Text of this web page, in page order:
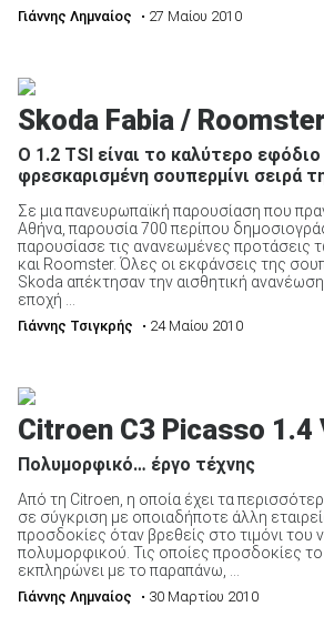
Γιάννης Λημναίος • 27 Μαίου 2010
Skoda Fabia /
Ο 1.2 TSI είναι το καλύτερο εφόδιο
φρεσκαρισμένη σουπερμίνι σειρά
Σε μια πανευρωπαϊκή παρουσίαση που
Αθήνα, παρουσία 700 περίπου
παρουσίασε τις ανανεωμένες προτάσεις
και Roomster. Όλες οι εκφάνσεις της
Skoda απέκτησαν την αισθητική
εποχή ...
Γιάννης Τσιγκρής • 24 Μαίου 2010
Citroen C3 Picasso 1.4
Πολυμορφικό… έργο τέχνης
Από τη Citroen, η οποία έχει τα
σε σύγκριση με οποιαδήποτε άλλη
προσδοκίες όταν βρεθείς στο τιμόνι του
πολυμορφικού. Τις οποίες προσδοκίες
εκπληρώνει με το παραπάνω, ...
Γιάννης Λημναίος • 30 Μαρτίου 2010